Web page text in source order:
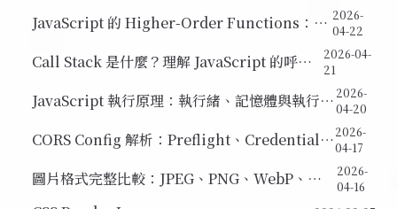
JavaScript 的 Higher-Order Functions：從 2026-
04-22
Call Stack 是什麼？理解 JavaScript 的呼叫
2026-04-
21
JavaScript 執行原理：執行緒、記憶體與執行環 2026-
04-20
CORS Config 解析：Preflight、Credentials 2026-
04-17
圖片格式完整比較：JPEG、PNG、WebP、
2026-
04-16